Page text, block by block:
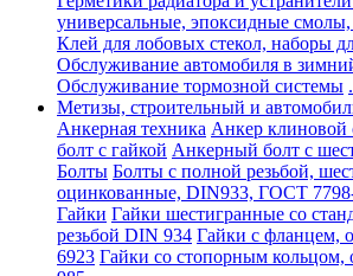
универсальные, эпоксидные
Клей для лобовых стекол, наборы
Обслуживание автомобиля в
Обслуживание тормозной системы
Метизы, строительный и
Анкерная техника Анкер клиновой
болт с гайкой Анкерный болт с
Болты Болты с полной резьбой,
оцинкованные, DIN933, ГОСТ
Гайки Гайки шестигранные со
резьбой DIN 934 Гайки с фланцем,
6923 Гайки со стопорным